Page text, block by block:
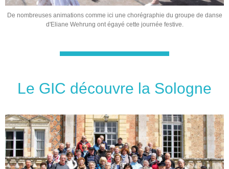
De nombreuses animations comme ici une chorégraphie du groupe de danse
d'Eliane Wehrung ont égayé cette journée festive.
Le GIC découvre la Sologne